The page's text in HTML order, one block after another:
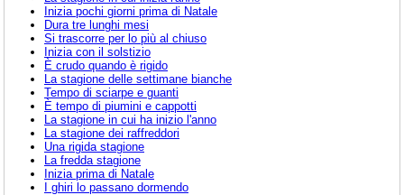
Inizia pochi giorni prima di Natale
Dura tre lunghi mesi
Si trascorre per lo più al chiuso
Inizia con il solstizio
È crudo quando è rigido
La stagione delle settimane bianche
Tempo di sciarpe e guanti
È tempo di piumini e cappotti
La stagione in cui ha inizio l'anno
La stagione dei raffreddori
Una rigida stagione
La fredda stagione
Inizia prima di Natale
I ghiri lo passano dormendo